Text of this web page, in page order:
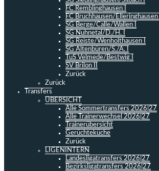
FC Remblinghausen I
FC Bruchhausen/Elleringhausen I
SG Berge/Calle/Wallen I
SG Nuhnetal/D./H. I
SG Reiste/Wenholthausen I
SG Altenbüren/S./A. I
TuS Velmede/Bestwig I
SV Brilon II
Zurück
Zurück
Transfers
ÜBERSICHT
Alle Sommertransfers 2026|27
Alle Trainerwechsel 2026|27
Trainerübersicht
Gerüchteküche
Zurück
LIGENINTERN
Landesligatransfers 2026|27
Bezirksligatransfers 2026|27